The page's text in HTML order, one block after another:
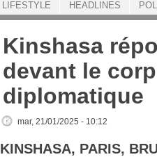
Kinshasa
devant le
diplomatique
mar, 21/01/2025 - 10:12
KINSHASA, PARIS,
LIFESTYLE HEADLINES